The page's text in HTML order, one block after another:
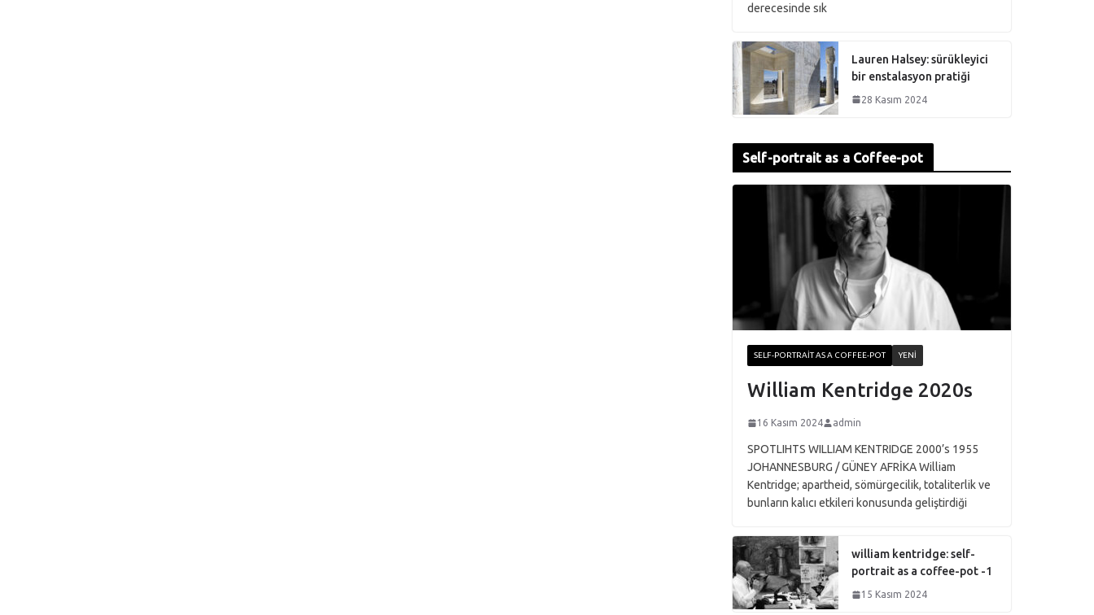
derecesinde sık
Lauren Halsey: sürükleyici
bir enstalasyon pratiği
28 Kasım 2024
Self-portrait as a Coffee-pot
SELF-PORTRAIT AS A COFFEE-POT YENI
William Kentridge 2020s
16 Kasım 2024 admin
SPOTLIHTS WILLIAM KENTRIDGE 2000’s 1955
JOHANNESBURG / GÜNEY AFRİKA William
Kentridge; apartheid, sömürgecilik, totaliterlik ve
bunların kalıcı etkileri konusunda geliştirdiği
william kentridge: self-
portrait as a coffee-pot -1
15 Kasım 2024